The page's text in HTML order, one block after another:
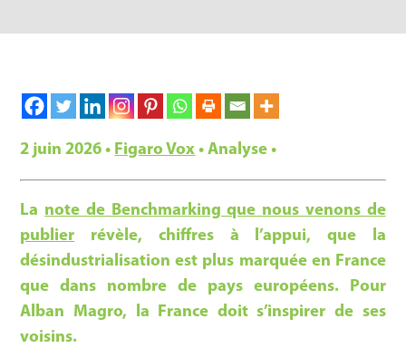
2 juin 2026 • Figaro Vox • Analyse •
La note de Benchmarking que nous venons de
publier révèle, chiffres à l’appui, que la
désindustrialisation est plus marquée en France
que dans nombre de pays européens. Pour
Alban Magro, la France doit s’inspirer de ses
voisins.